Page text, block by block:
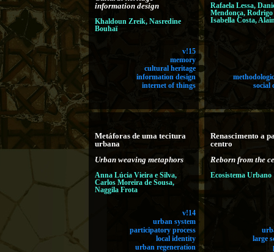
information design
Khaldoun Zreik, Nasredine
Bouhaï
v!15
memory
cultural heritage
information design
internet of things
Rafaela Lessa,
Mendonça,
Isabella Costa,
social
Metáforas de uma tecitura
urbana
Urban weaving metaphors
Anna Lúcia Vieira e Silva,
Carlos Moreira de Sousa,
Naggila Frota
v!14
urban system
participatory process
local identity
urban regeneration
Renascimento a
centro
Reborn from the
Ecosistema Urbano
large